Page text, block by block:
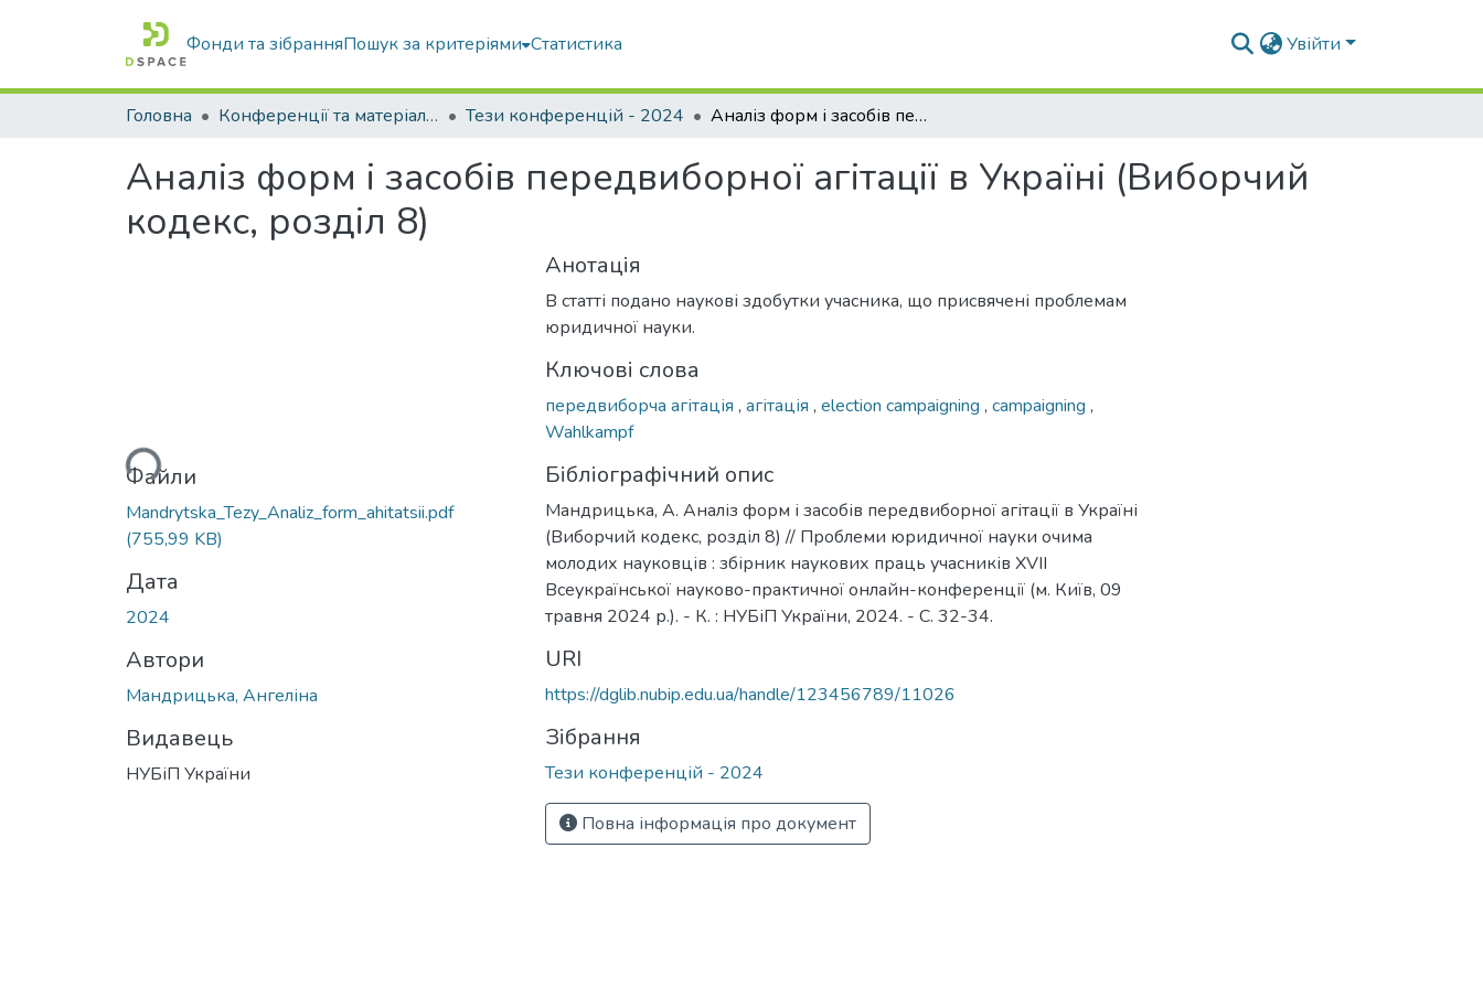
Фонди та зібранняПошук за критеріями Статистика Увійти
Головна Конференції та матеріали конференцій Тези конференцій - 2024 Аналіз форм і засобів передвиборної агітації в Україні (Виборчий кодекс, розділ 8)
Аналіз форм і засобів передвиборної агітації в Україні (Виборчий
кодекс, розділ 8)
Вантажиться...Файли
Mandrytska_Tezy_Analiz_form_ahitatsii.pdf
(755,99 KB)
Дата
2024
Автори
Мандрицька, Ангеліна
Видавець
НУБіП України
Анотація
В статті подано наукові здобутки учасника, що присвячені проблемам
юридичної науки.
Ключові слова
передвиборча агітація , агітація , election campaigning , campaigning ,
Wahlkampf
Бібліографічний опис
Мандрицька, А. Аналіз форм і засобів передвиборної агітації в Україні
(Виборчий кодекс, розділ 8) // Проблеми юридичної науки очима
молодих науковців : збірник наукових праць учасників ХVІI
Всеукраїнської науково-практичної онлайн-конференції (м. Київ, 09
травня 2024 р.). - К. : НУБіП України, 2024. - С. 32-34.
URI
https://dglib.nubip.edu.ua/handle/123456789/11026
Зібрання
Тези конференцій - 2024
Повна інформація про документ